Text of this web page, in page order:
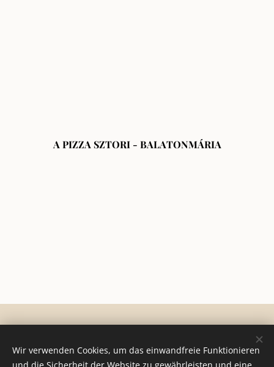
A PIZZA SZTORI - BALATONMÁRIA
© 2024 Minden jog fenntartva
Wir verwenden Cookies, um das einwandfreie Funktionieren